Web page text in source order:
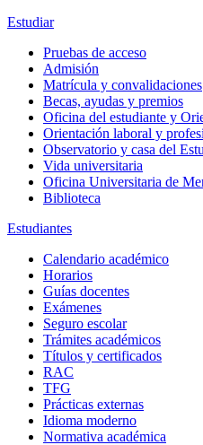
Estudiar
Pruebas de acceso
Admisión
Matrícula y convalidaciones
Becas, ayudas y premios
Oficina del estudiante y
Orientación laboral y
Observatorio y casa del
Vida universitaria
Oficina Universitaria de
Biblioteca
Estudiantes
Calendario académico
Horarios
Guías docentes
Exámenes
Seguro escolar
Trámites académicos
Títulos y certificados
RAC
TFG
Prácticas externas
Idioma moderno
Normativa académica